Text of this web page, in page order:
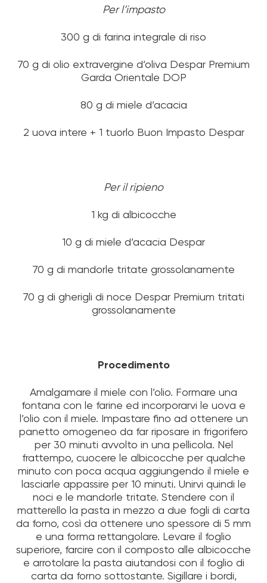
Per l’impasto
300 g di farina integrale di riso
70 g di olio extravergine d’oliva Despar Premium
Garda Orientale DOP
80 g di miele d’acacia
2 uova intere + 1 tuorlo Buon Impasto Despar
Per il ripieno
1 kg di albicocche
10 g di miele d’acacia Despar
70 g di mandorle tritate grossolanamente
70 g di gherigli di noce Despar Premium tritati
grossolanamente
Procedimento
Amalgamare il miele con l’olio. Formare una
fontana con le farine ed incorporarvi le uova e
l’olio con il miele. Impastare fino ad ottenere un
panetto omogeneo da far riposare in frigorifero
per 30 minuti avvolto in una pellicola. Nel
frattempo, cuocere le albicocche per qualche
minuto con poca acqua aggiungendo il miele e
lasciarle appassire per 10 minuti. Unirvi quindi le
noci e le mandorle tritate. Stendere con il
matterello la pasta in mezzo a due fogli di carta
da forno, così da ottenere uno spessore di 5 mm
e una forma rettangolare. Levare il foglio
superiore, farcire con il composto alle albicocche
e arrotolare la pasta aiutandosi con il foglio di
carta da forno sottostante. Sigillare i bordi,